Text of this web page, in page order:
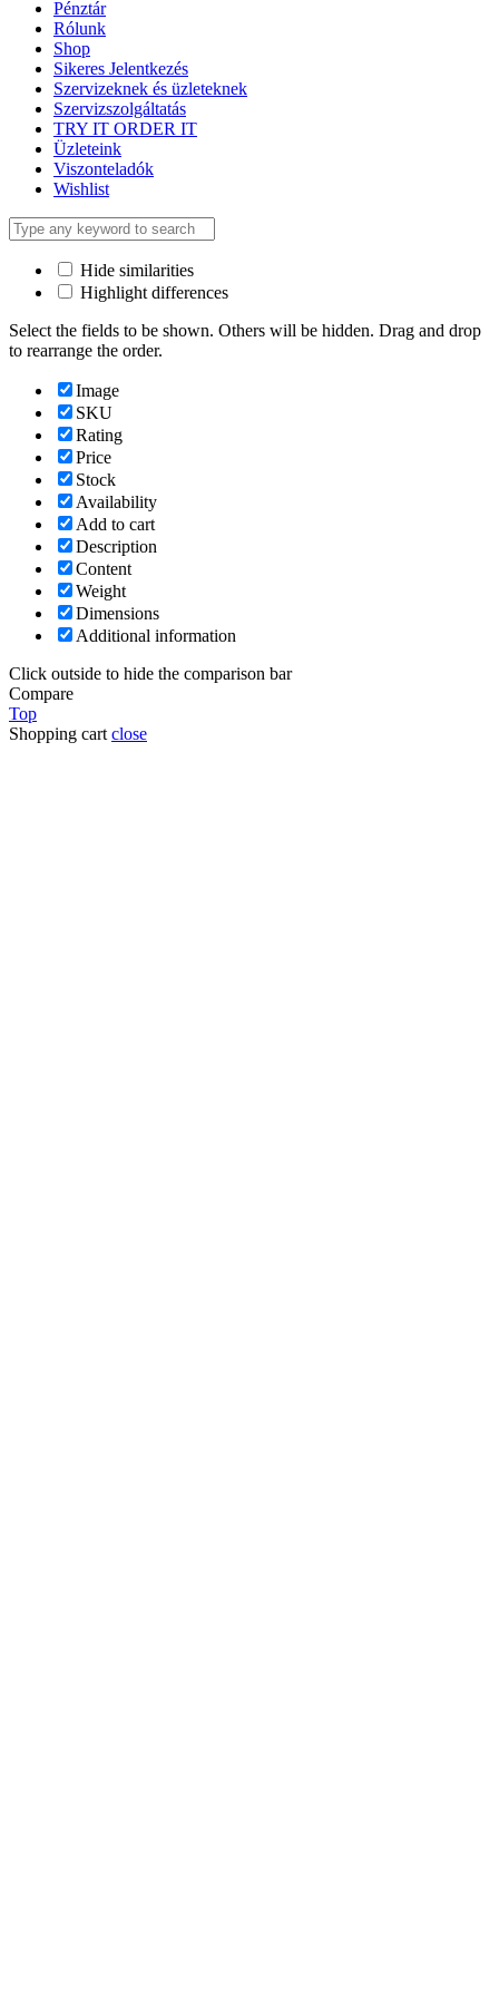
Content
Weight
Dimensions
Additional information
Click outside to hide the comparison bar
Compare
Top
Shopping cart close